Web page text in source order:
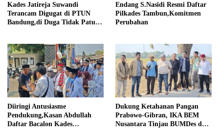
Kades Jatireja Suwandi
Terancam Digugat di PTUN
Bandung,di Duga Tidak Patuhi
Endang S.Nasidi Resmi Daftar
Pilkades Tambun,Komitmen
Perubahan
Diiringi Antusiasme
Pendukung,Kasan Abdullah
Daftar Bacalon Kades
Dukung Ketahanan Pangan
Prabowo-Gibran, IKA BEM
Nusantara Tinjau BUMDes dan